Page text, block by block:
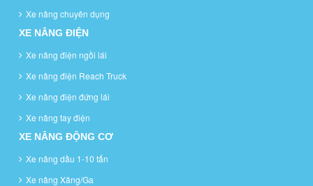
Xe nâng chuyên dụng
XE NÂNG ĐIỆN
Xe nâng điện ngồi lái
Xe nâng điện Reach Truck
Xe nâng điện đứng lái
Xe nâng tay điện
XE NÂNG ĐỘNG CƠ
Xe nâng dầu 1-10 tấn
Xe nâng Xăng/Ga